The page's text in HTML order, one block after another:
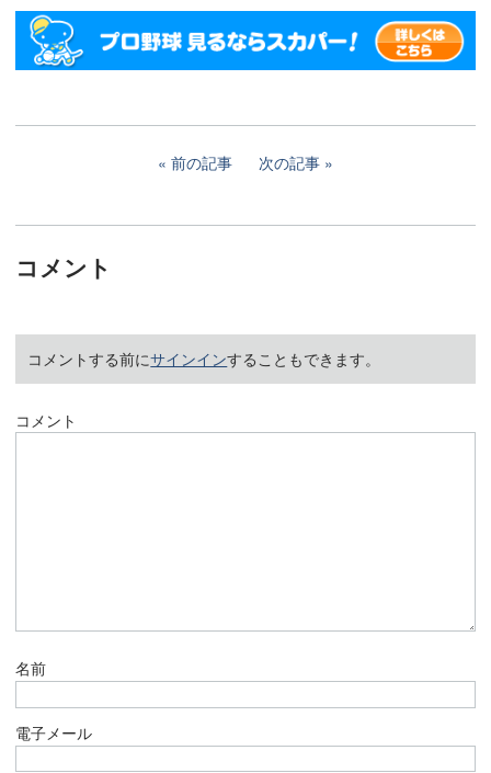
前の記事 次の記事
コメント
コメントする前にサインインすることもできます。
コメント
名前
電子メール